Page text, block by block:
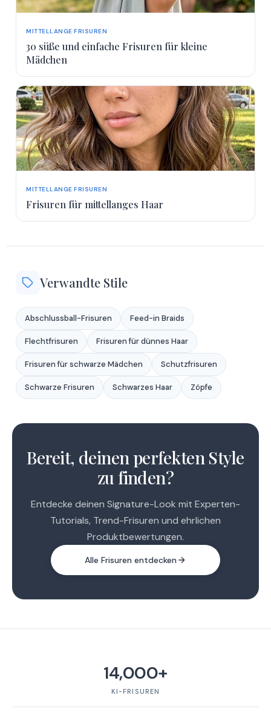
MITTELLANGE FRISUREN
30 süße und einfache Frisuren für kleine
Mädchen
MITTELLANGE FRISUREN
Frisuren für mittellanges Haar
Verwandte Stile
Abschlussball-Frisuren Feed-in Braids
Flechtfrisuren Frisuren für dünnes Haar
Frisuren für schwarze Mädchen Schutzfrisuren
Schwarze Frisuren Schwarzes Haar Zöpfe
Bereit, deinen perfekten Style
zu finden?
Entdecke deinen Signature-Look mit Experten-
Tutorials, Trend-Frisuren und ehrlichen
Produktbewertungen.
Alle Frisuren entdecken
14,000+
KI-FRISUREN